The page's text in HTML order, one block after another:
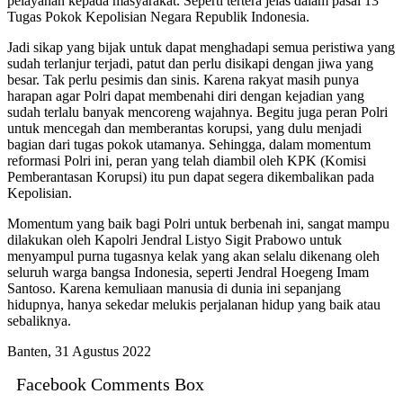
Tugas Pokok Kepolisian Negara Republik Indonesia.
Jadi sikap yang bijak untuk dapat menghadapi semua peristiwa yang
sudah terlanjur terjadi, patut dan perlu disikapi dengan jiwa yang
besar. Tak perlu pesimis dan sinis. Karena rakyat masih punya
harapan agar Polri dapat membenahi diri dengan kejadian yang
sudah terlalu banyak mencoreng wajahnya. Begitu juga peran Polri
untuk mencegah dan memberantas korupsi, yang dulu menjadi
bagian dari tugas pokok utamanya. Sehingga, dalam momentum
reformasi Polri ini, peran yang telah diambil oleh KPK (Komisi
Pemberantasan Korupsi) itu pun dapat segera dikembalikan pada
Kepolisian.
Momentum yang baik bagi Polri untuk berbenah ini, sangat mampu
dilakukan oleh Kapolri Jendral Listyo Sigit Prabowo untuk
menyampul purna tugasnya kelak yang akan selalu dikenang oleh
seluruh warga bangsa Indonesia, seperti Jendral Hoegeng Imam
Santoso. Karena kemuliaan manusia di dunia ini sepanjang
hidupnya, hanya sekedar melukis perjalanan hidup yang baik atau
sebaliknya.
Banten, 31 Agustus 2022
Facebook Comments Box